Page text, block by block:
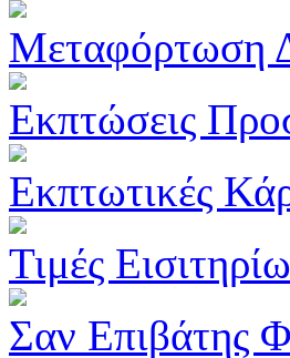
Μεταφόρτωση
Εκπτώσεις
Εκπτωτικές
Τιμές
Σαν Επιβάτης